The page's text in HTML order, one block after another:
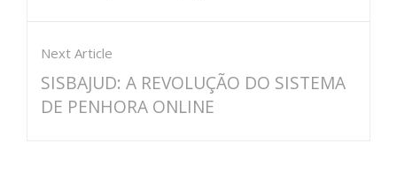
Next Article
SISBAJUD: A REVOLUÇÃO DO SISTEMA
DE PENHORA ONLINE